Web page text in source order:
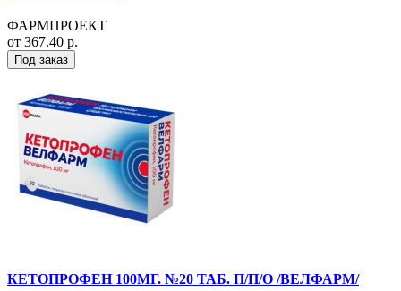
ФАРМПРОЕКТ
от 367.40 р.
Под заказ
КЕТОПРОФЕН 100МГ. №20 ТАБ. П/П/О /ВЕЛФАРМ/